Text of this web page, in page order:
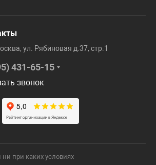
ул. Рябиновая д.37, стр.1
431-65-15
звонок
при каких условиях